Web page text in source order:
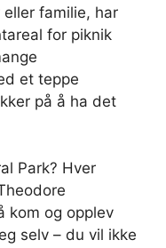
familie, har
for piknik
et teppe
på å ha det
Park? Hver
kom og opplev
selv – du vil ikke